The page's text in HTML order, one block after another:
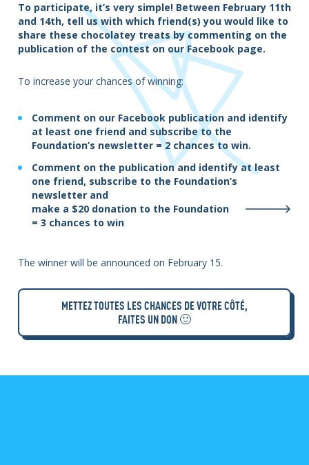
To participate, it’s very simple! Between February 11th
and 14th, tell us with which friend(s) you would like to
share these chocolatey treats by commenting on the
publication of the contest on our Facebook page.
To increase your chances of winning:
Comment on our Facebook publication and identify
at least one friend and subscribe to the
Foundation’s newsletter = 2 chances to win.
Comment on the publication and identify at least
one friend, subscribe to the Foundation’s
newsletter and
make a $20 donation to the Foundation
= 3 chances to win
The winner will be announced on February 15.
METTEZ TOUTES LES CHANCES DE VOTRE CÔTÉ,
FAITES UN DON 🙂